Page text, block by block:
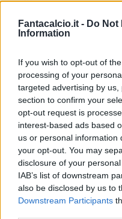
Fantacalcio.it - Do Not
Information
If you wish to opt-out of
processing of your
targeted advertising by
section to confirm your
opt-out request is
interest-based ads based
us or personal information
your opt-out. You may
disclosure of your
IAB’s list of downstream
also be disclosed by us to
Downstream Participants
Riepilogo stagione